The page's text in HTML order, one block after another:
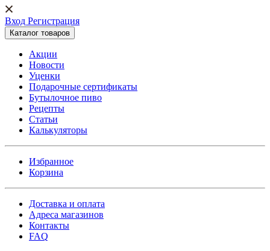
Вход Регистрация
Каталог товаров
Акции
Новости
Уценки
Подарочные сертификаты
Бутылочное пиво
Рецепты
Статьи
Калькуляторы
Избранное
Корзина
Доставка и оплата
Адреса магазинов
Контакты
FAQ